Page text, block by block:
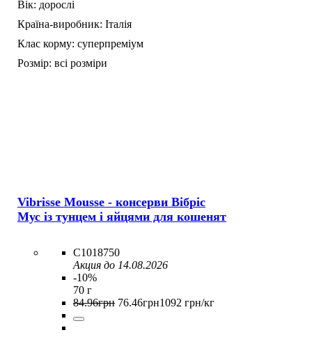
Вік: дорослі
Країна-виробник: Італія
Клас корму: суперпреміум
Розмір: всі розміри
Vibrisse Mousse - консерви Вібріс
Мус із тунцем і яйцями для кошенят
C1018750
Акция до 14.08.2026
-10%
70 г
84.96грн 76.46грн1092 грн/кг